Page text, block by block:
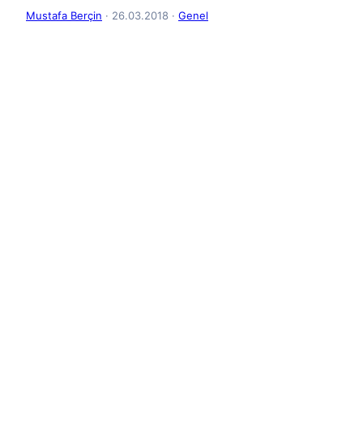
Mustafa Berçin · 26.03.2018 · Genel